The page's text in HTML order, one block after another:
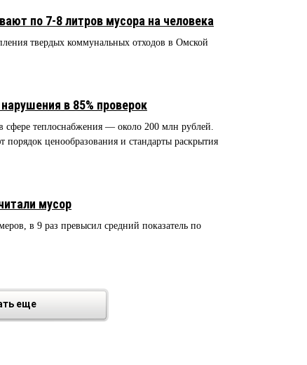
по 7-8 литров мусора на человека
твердых коммунальных отходов в Омской
в 85% проверок
сфере теплоснабжения — около 200 млн рублей.
ценообразования и стандарты раскрытия
мусор
в 9 раз превысил средний показатель по
еще